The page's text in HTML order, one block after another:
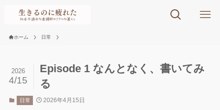
ホーム 日常
Episode 1 なんとなく、書いてみ
る
2026
4/15
日常 2026年4月15日